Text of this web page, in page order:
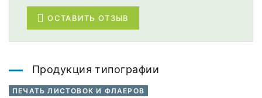
ОСТАВИТЬ ОТЗЫВ
Продукция типографии
ПЕЧАТЬ ЛИСТОВОК И ФЛАЕРОВ